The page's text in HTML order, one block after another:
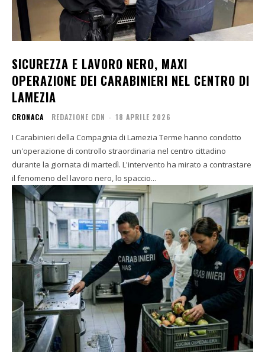
SICUREZZA E LAVORO NERO, MAXI
OPERAZIONE DEI CARABINIERI NEL CENTRO DI
LAMEZIA
CRONACA REDAZIONE CDN - 18 APRILE 2026
I Carabinieri della Compagnia di Lamezia Terme hanno condotto
un'operazione di controllo straordinaria nel centro cittadino
durante la giornata di martedì. L'intervento ha mirato a contrastare
il fenomeno del lavoro nero, lo spaccio...